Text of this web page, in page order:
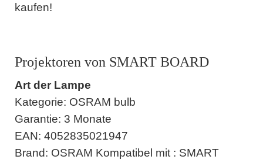
kaufen!
Projektoren von SMART BOARD
Art der Lampe
Kategorie: OSRAM bulb
Garantie: 3 Monate
EAN: 4052835021947
Brand: OSRAM Kompatibel mit : SMART